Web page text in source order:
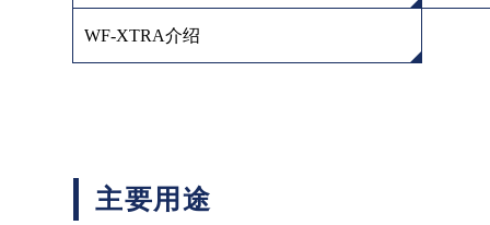
WF-XTRA介绍
主要用途